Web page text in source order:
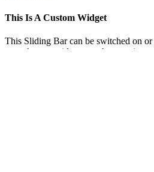
This Is A Custom Widget
This Sliding Bar can be switched on
can take any widget you throw at it or